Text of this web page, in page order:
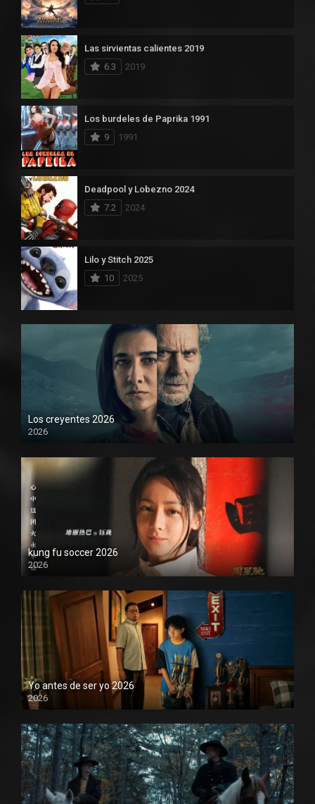
Las sirvientas calientes 2019
6.3
2019
Los burdeles de Paprika 1991
9
1991
Deadpool y Lobezno 2024
7.2
2024
Lilo y Stitch 2025
10
2025
Los creyentes 2026
2026
1080P
kung fu soccer 2026
2026
1080P
Yo antes de ser yo 2026
2026
1080P